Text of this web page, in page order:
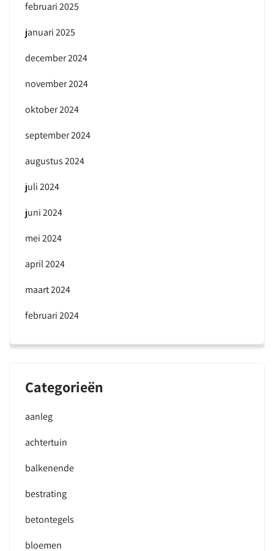
februari 2025
januari 2025
december 2024
november 2024
oktober 2024
september 2024
augustus 2024
juli 2024
juni 2024
mei 2024
april 2024
maart 2024
februari 2024
Categorieën
aanleg
achtertuin
balkenende
bestrating
betontegels
bloemen